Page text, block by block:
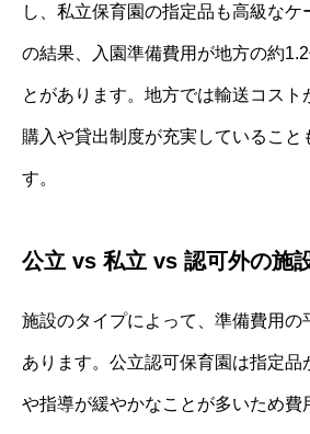
し、私立保育園の指定品も高級なケ
の結果、入園準備費用が地方の約
とがあります。地方では輸送コスト
購入や貸出制度が充実していること
す。
公立 vs 私立 vs 認可外の施
施設のタイプによって、準備費用の
あります。公立認可保育園は指定品
や指導が緩やかなことが多いため費